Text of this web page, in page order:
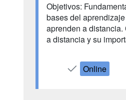
Objetivos:
bases del
aprenden a
a distancia y su
Online